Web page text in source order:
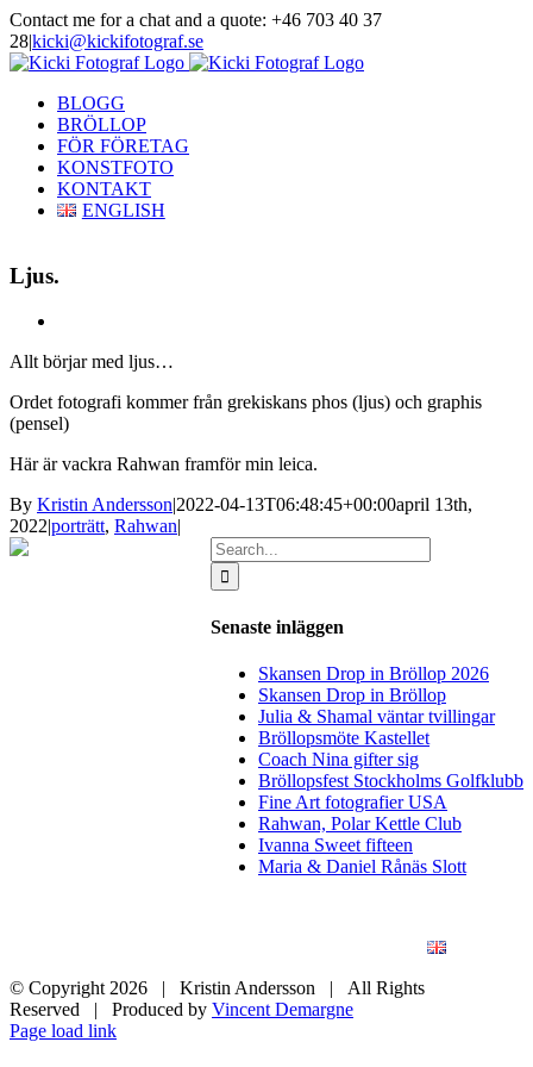
Skip
to
content
Contact me for a chat and a quote: +46 703 40 37
28|kicki@kickifotograf.se
Instagram
Facebook
BLOGG
BRÖLLOP
FÖR FÖRETAG
KONSTFOTO
KONTAKT
ENGLISH
Ljus.
Image
Allt börjar med ljus…
Ordet fotografi kommer från grekiskans phos (ljus) och graphis
(pensel)
Här är vackra Rahwan framför min leica.
By Kristin Andersson|2022-04-13T06:48:45+00:00april 13th,
2022|porträtt, Rahwan|
Search
for:
Senaste inläggen
Skansen Drop in Bröllop 2026
Skansen Drop in Bröllop
Julia & Shamal väntar tvillingar
Bröllopsmöte Kastellet
Coach Nina gifter sig
Bröllopsfest Stockholms Golfklubb
Fine Art fotografier USA
Rahwan, Polar Kettle Club
Ivanna Sweet fifteen
Maria & Daniel Rånäs Slott
© Copyright 2026 | Kristin Andersson | All Rights
Reserved | Produced by Vincent Demargne
Instagram
Facebook
Page load link